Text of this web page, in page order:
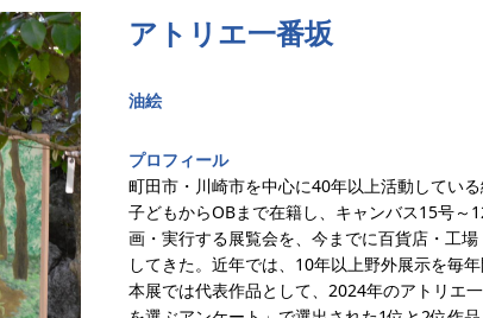
アトリエ一番坂
油絵
プロフィール
町田市・川崎市を中心に40年以上活動してい
子どもからOBまで在籍し、キャンバス15号～
画・実行する展覧会を、今までに百貨店・工
してきた。近年では、10年以上野外展示を毎
本展では代表作品として、2024年のアトリエ